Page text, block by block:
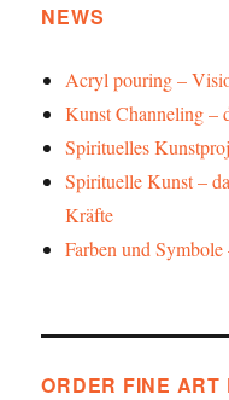
NEWS
Acryl pouring –
Kunst Channeling –
Spirituelles
Spirituelle Kunst –
Kräfte
Farben und
ORDER FINE ART